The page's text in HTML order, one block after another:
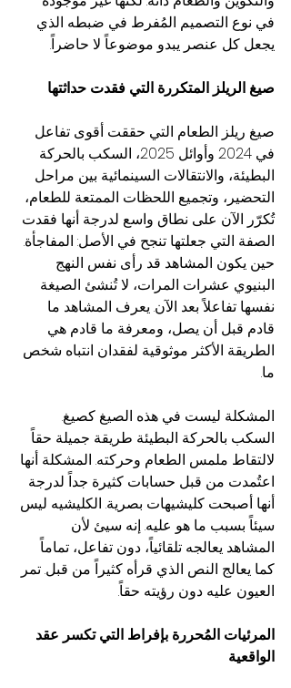
في نوع التصميم المُفرط في ضبطه الذي
يجعل كل عنصر يبدو موضوعاً لا حاضراً.
صيغ الريلز المتكررة التي فقدت حداثتها
صيغ ريلز الطعام التي حققت أقوى تفاعل
في 2024 وأوائل 2025، السكب بالحركة
البطيئة، والانتقالات السينمائية بين مراحل
التحضير، وتجميع اللحظات الممتعة للطعام،
تُكرّر الآن على نطاق واسع لدرجة أنها فقدت
الصفة التي جعلتها تنجح في الأصل: المفاجأة.
حين يكون المشاهد قد رأى نفس النهج
البنيوي عشرات المرات، لا تُنشئ الصيغة
نفسها تفاعلاً بعد الآن. يعرف المشاهد ما
قادم قبل أن يصل، ومعرفة ما قادم هي
الطريقة الأكثر موثوقية لفقدان انتباه شخص
ما.
المشكلة ليست في هذه الصيغ كصيغ.
السكب بالحركة البطيئة طريقة جميلة حقاً
لالتقاط ملمس الطعام وحركته. المشكلة أنها
اعتُمدت من قبل حسابات كثيرة جداً لدرجة
أنها أصبحت كليشيهات بصرية. الكليشيه ليس
سيئاً بسبب ما هو عليه. إنه سيئ لأن
المشاهد يعالجه تلقائياً، دون تفاعل، تماماً
كما يعالج النص الذي قرأه كثيراً من قبل. تمر
العيون عليه دون رؤيته حقاً.
المرئيات المُحررة بإفراط التي تكسر عقد
الواقعية